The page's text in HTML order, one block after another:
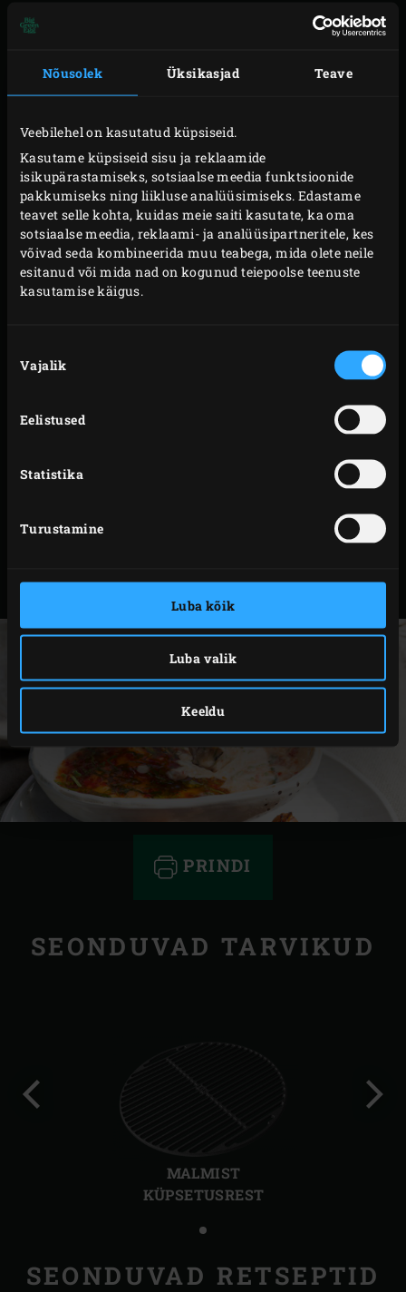
Nõusolek Üksikasjad Teave
Veebilehel on kasutatud küpsiseid.
Kasutame küpsiseid sisu ja reklaamide
isikupärastamiseks, sotsiaalse meedia funktsioonide
pakkumiseks ning liikluse analüüsimiseks. Edastame
teavet selle kohta, kuidas meie saiti kasutate, ka oma
sotsiaalse meedia, reklaami- ja analüüsipartneritele, kes
võivad seda kombineerida muu teabega, mida olete neile
esitanud või mida nad on kogunud teiepoolse teenuste
kasutamise käigus.
valik
Vajalik
Eelistused
Statistika
Turustamine
Luba kõik
Luba valik
Keeldu
ETTEVALMISTUS
Süüta Big Green Eggissöedja kuumuta EGGi koos
Vahepeal puhasta tiigerkrevetid, aga jäta sabad
alles. Eemalda ka tume soon. Torka krevetid
pikkupidi varraste otsa ja raputa peale Jaapani 7-
vürtsisegu. Keera iga kreveti ümber viil peekonit.
Koori küüslauk, haki peeneks ja sega oliiviõliga.
Kastme jaoks nopi koriandrilt lehed ja haki
peeneks. Panecrème fraîchekaussi ning lisa
Pintselda peekonisse mässitud tiigerkrevette
-
restile ja sulge EGGi kuppel. Grilli vardaid umbes 3
Pööra tiigerkreveti- ja peekonivardad ümber ning
PRINDI
SEONDUVAD TARVIKUD
MALMIST
KÜPSETUSREST
SEONDUVAD RETSEPTID